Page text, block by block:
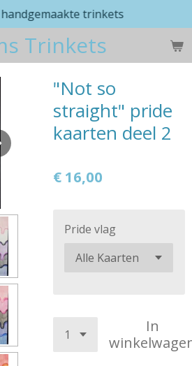
Trinkets
trinkets
"Not so
straight" pride
kaarten deel 2
€ 16,00
Pride vlag
In